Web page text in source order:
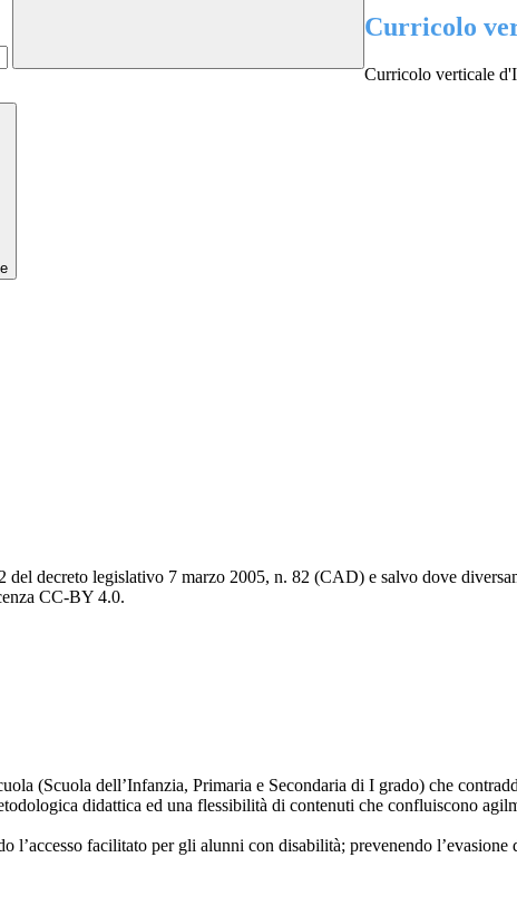
Curricolo
Curricolo verticale
decreto legislativo 7 marzo 2005, n. 82 (CAD) e salvo dove
CC-BY 4.0.
(Scuola dell’Infanzia, Primaria e Secondaria di I grado) che
didattica ed una flessibilità di contenuti che confluiscono
l’accesso facilitato per gli alunni con disabilità; prevenendo